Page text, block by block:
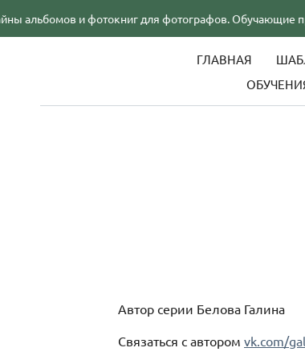
ГЛАВНАЯ
Автор серии Белова Галина
Связаться с автором vk.com/
для фотографов. Обучающие программы